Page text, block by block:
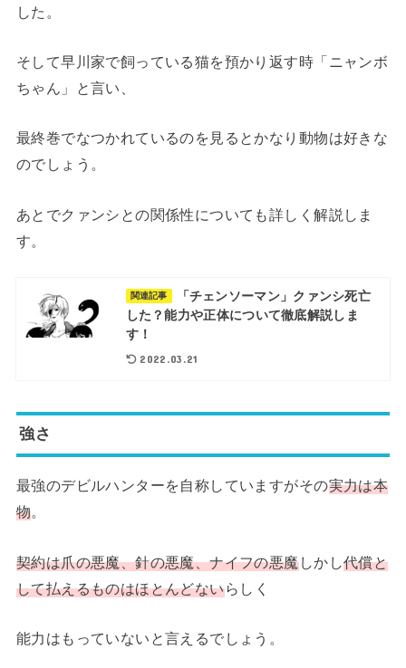
した。
そして早川家で飼っている猫を預かり返す時「ニャンボ
ちゃん」と言い、
最終巻でなつかれているのを見るとかなり動物は好きな
のでしょう。
あとでクァンシとの関係性についても詳しく解説しま
す。
関連記事
「チェンソーマン」クァンシ死亡
した？能力や正体について徹底解説しま
す！
2022.03.21
強さ
最強のデビルハンターを自称していますがその実力は本
物。
契約は爪の悪魔、針の悪魔、ナイフの悪魔しかし代償と
して払えるものはほとんどないらしく
能力はもっていないと言えるでしょう。